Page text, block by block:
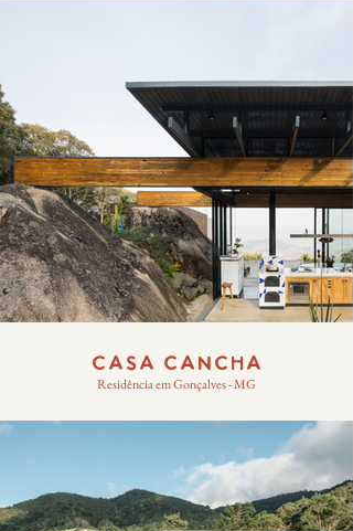
CASA CANCHA
Residência em Gonçalves - MG